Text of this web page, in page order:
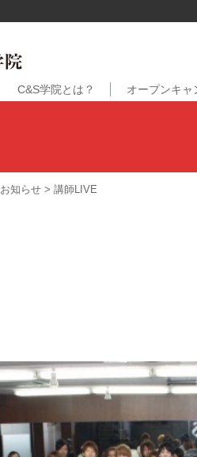
C&S学院とは？ オープンキャ
お知らせ > 講師LIVE